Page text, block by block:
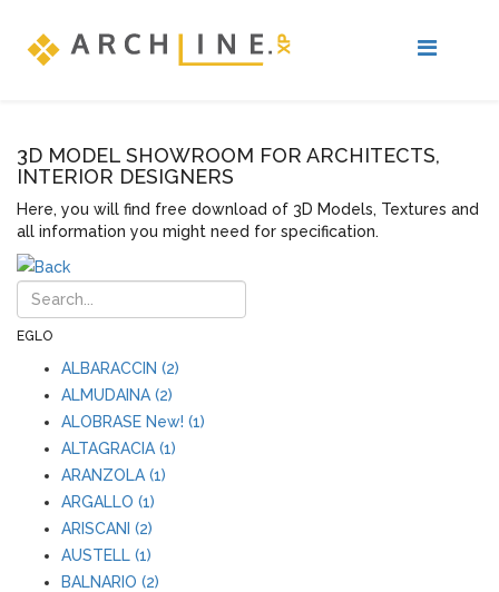
3D MODEL SHOWROOM FOR ARCHITECTS,
INTERIOR DESIGNERS
Here, you will find free download of 3D Models, Textures and
all information you might need for specification.
EGLO
ALBARACCIN (2)
ALMUDAINA (2)
ALOBRASE New! (1)
ALTAGRACIA (1)
ARANZOLA (1)
ARGALLO (1)
ARISCANI (2)
AUSTELL (1)
BALNARIO (2)